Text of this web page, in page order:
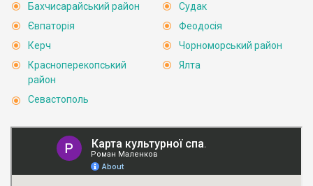
Бахчисарайський район
Євпаторія
Керч
Красноперекопський
район
Севастополь
Судак
Феодосія
Чорноморський район
Ялта